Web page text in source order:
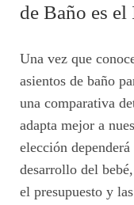
de Baño es el
Una vez que
asientos de baño
una comparativa
adapta mejor a
elección
desarrollo del
el presupuesto y